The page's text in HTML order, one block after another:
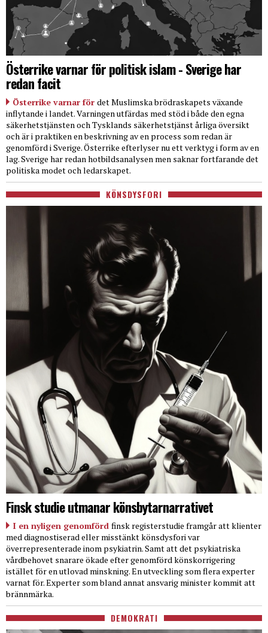
Österrike varnar för politisk islam - Sverige har
redan facit
Österrike varnar för det Muslimska brödraskapets växande
inflytande i landet. Varningen utfärdas med stöd i både den egna
säkerhetstjänsten och Tysklands säkerhetstjänst årliga översikt
och är i praktiken en beskrivning av en process som redan är
genomförd i Sverige. Österrike efterlyser nu ett verktyg i form av en
lag. Sverige har redan hotbildsanalysen men saknar fortfarande det
politiska modet och ledarskapet.
KÖNSDYSFORI
Finsk studie utmanar könsbytarnarrativet
I en nyligen genomförd finsk registerstudie framgår att klienter
med diagnostiserad eller misstänkt könsdysfori var
överrepresenterade inom psykiatrin. Samt att det psykiatriska
vårdbehovet snarare ökade efter genomförd könskorrigering
istället för en utlovad minskning. En utveckling som flera experter
varnat för. Experter som bland annat ansvarig minister kommit att
brännmärka.
DEMOKRATI